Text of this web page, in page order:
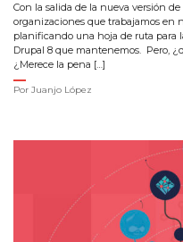
Con la salida de la nueva versión
organizaciones que trabajamos en
planificando una hoja de ruta para
Drupal 8 que mantenemos. Pero,
¿Merece la pena […]
Por Juanjo López